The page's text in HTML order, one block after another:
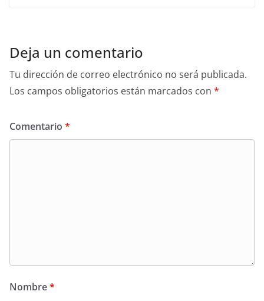
Deja un comentario
Tu dirección de correo electrónico no será publicada.
Los campos obligatorios están marcados con *
Comentario *
Nombre*